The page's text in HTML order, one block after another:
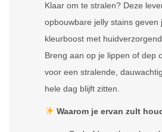
Klaar om te stralen? Deze
opbouwbare jelly stains geven
kleurboost met
Breng aan op je lippen of dep
voor een stralende,
hele dag blijft zitten.
Waarom je ervan zult